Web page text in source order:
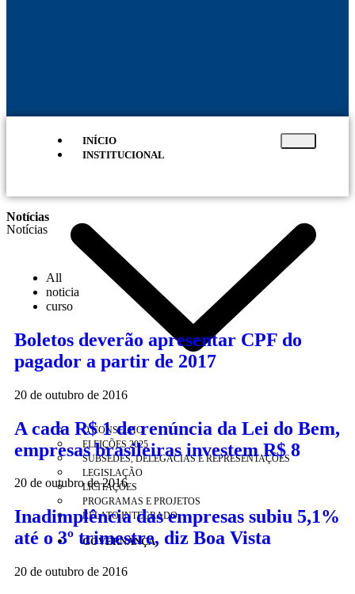
INÍCIO
INSTITUCIONAL
O CONSELHO
ELEIÇÕES 2025
SUBSEDES, DELEGACIAS E REPRESENTAÇÕES
LEGISLAÇÃO
LICITAÇÕES
PROGRAMAS E PROJETOS
RELATO INTEGRADO
GOVERNANÇA
Notícias
Notícias
All
noticia
curso
Boletos deverão apresentar CPF do
pagador a partir de 2017
20 de outubro de 2016
A cada R$ 1 de renúncia da Lei do Bem,
empresas brasileiras investem R$ 8
20 de outubro de 2016
Inadimplência das empresas subiu 5,1%
até o 3º trimestre, diz Boa Vista
20 de outubro de 2016